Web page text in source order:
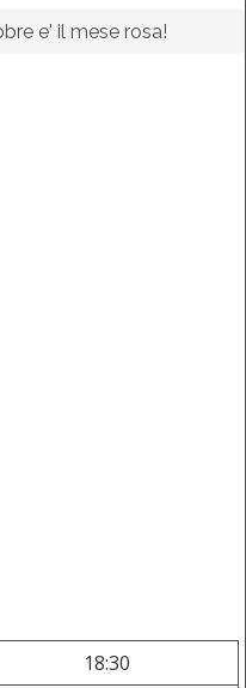
e' il mese rosa!
18:30